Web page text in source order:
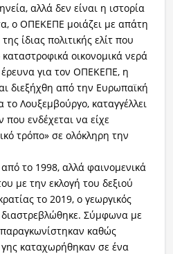
αλλά δεν είναι η ιστορία
ο ΟΠΕΚΕΠΕ μοιάζει με απάτη
ίδιας πολιτικής ελίτ που
οικονομικά νερά
για τον ΟΠΕΚΕΠΕ, η
διεξήχθη από την Ευρωπαϊκή
το Λουξεμβούργο, καταγγέλλει
ενδέχεται να είχε
τρόπο» σε ολόκληρη την
το 1998, αλλά φαινομενικά
με την εκλογή του δεξιού
το 2019, ο γεωργικός
διαστρεβλώθηκε. Σύμφωνα με
παραγκωνίστηκαν καθώς
γης καταχωρήθηκαν σε ένα